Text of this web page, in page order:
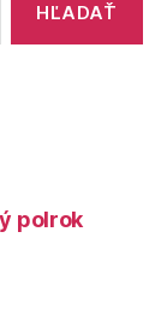
polrok